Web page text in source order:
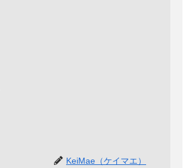
KeiMae（ケイマエ）